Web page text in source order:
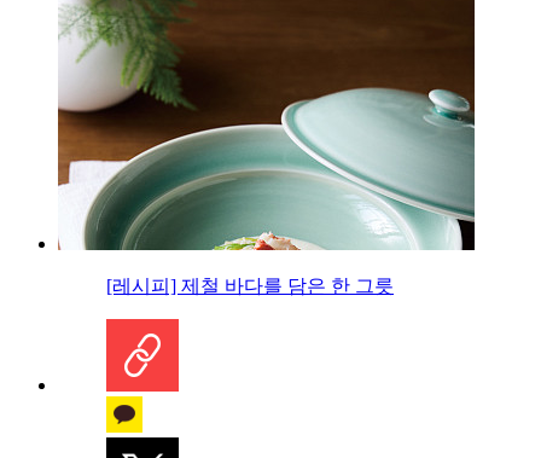
[레시피] 제철 바다를 담은 한 그릇